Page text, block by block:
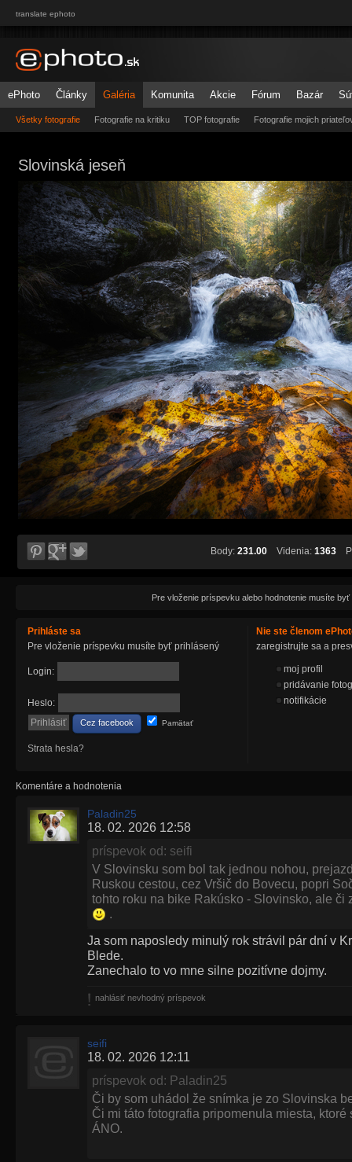
translate ephoto
ePhoto Články Galéria
Všetky fotografie Fotografie na kritiku TOP fotografie Fotografie mojich
Komunita Akcie Fórum Bazár
Slovinská jeseň
Body: 231.00 Videnia: 1363
Pre vloženie príspevku alebo hodnotenie musíte byť
Prihláste sa
Pre vloženie príspevku musíte byť prihlásený
Login:
Heslo:
Cez facebook Pamätať
Strata hesla?
Nie ste členom
zaregistrujte sa a
moj profil
pridávanie
notifikácie
Komentáre a hodnotenia
Paladin25
18. 02. 2026 12:58
príspevok od: seifi
V Slovinsku som bol tak jednou nohou,
Ruskou cestou, cez Vršič do Bovecu, popri
tohto roku na bike Rakúsko - Slovinsko, ale či
Ja som naposledy minulý rok strávil pár dní v
Blede.
Zanechalo to vo mne silne pozitívne dojmy.
nahlásiť nevhodný príspevok
seifi
18. 02. 2026 12:11
príspevok od: Paladin25
Či by som uhádol že snímka je zo Slovinska
Či mi táto fotografia pripomenula miesta,
ÁNO.